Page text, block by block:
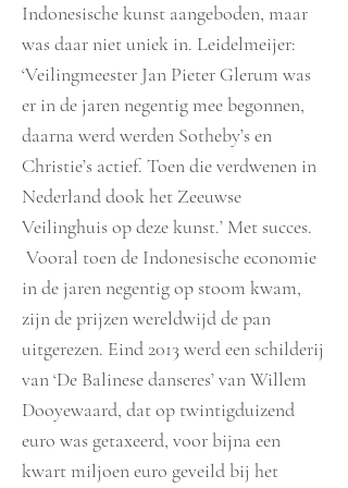
Indonesische kunst aangeboden, maar
was daar niet uniek in. Leidelmeijer:
‘Veilingmeester Jan Pieter Glerum was
er in de jaren negentig mee begonnen,
daarna werd werden Sotheby’s en
Christie’s actief. Toen die verdwenen in
Nederland dook het Zeeuwse
Veilinghuis op deze kunst.’ Met succes.
Vooral toen de Indonesische economie
in de jaren negentig op stoom kwam,
zijn de prijzen wereldwijd de pan
uitgerezen. Eind 2013 werd een schilderij
van ‘De Balinese danseres’ van Willem
Dooyewaard, dat op twintigduizend
euro was getaxeerd, voor bijna een
kwart miljoen euro geveild bij het